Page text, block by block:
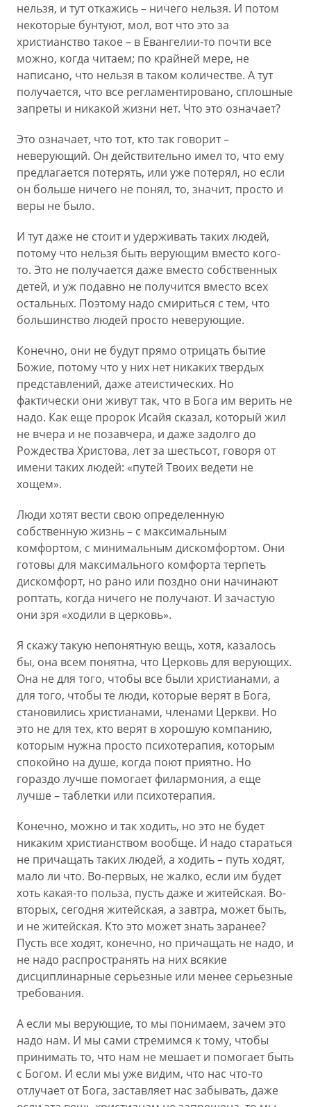
нельзя, и тут откажись – ничего нельзя. И потом
некоторые бунтуют, мол, вот что это за
христианство такое – в Евангелии-то почти все
можно, когда читаем; по крайней мере, не
написано, что нельзя в таком количестве. А тут
получается, что все регламентировано, сплошные
запреты и никакой жизни нет. Что это означает?
Это означает, что тот, кто так говорит –
неверующий. Он действительно имел то, что ему
предлагается потерять, или уже потерял, но если
он больше ничего не понял, то, значит, просто и
веры не было.
И тут даже не стоит и удерживать таких людей,
потому что нельзя быть верующим вместо кого-
то. Это не получается даже вместо собственных
детей, и уж подавно не получится вместо всех
остальных. Поэтому надо смириться с тем, что
большинство людей просто неверующие.
Конечно, они не будут прямо отрицать бытие
Божие, потому что у них нет никаких твердых
представлений, даже атеистических. Но
фактически они живут так, что в Бога им верить не
надо. Как еще пророк Исайя сказал, который жил
не вчера и не позавчера, и даже задолго до
Рождества Христова, лет за шестьсот, говоря от
имени таких людей: «путей Твоих ведети не
хощем».
Люди хотят вести свою определенную
собственную жизнь – с максимальным
комфортом, с минимальным дискомфортом. Они
готовы для максимального комфорта терпеть
дискомфорт, но рано или поздно они начинают
роптать, когда ничего не получают. И зачастую
они зря «ходили в церковь».
Я скажу такую непонятную вещь, хотя, казалось
бы, она всем понятна, что Церковь для верующих.
Она не для того, чтобы все были христианами, а
для того, чтобы те люди, которые верят в Бога,
становились христианами, членами Церкви. Но
это не для тех, кто верят в хорошую компанию,
которым нужна просто психотерапия, которым
спокойно на душе, когда поют приятно. Но
гораздо лучше помогает филармония, а еще
лучше – таблетки или психотерапия.
Конечно, можно и так ходить, но это не будет
никаким христианством вообще. И надо стараться
не причащать таких людей, а ходить – путь ходят,
мало ли что. Во-первых, не жалко, если им будет
хоть какая-то польза, пусть даже и житейская. Во-
вторых, сегодня житейская, а завтра, может быть,
и не житейская. Кто это может знать заранее?
Пусть все ходят, конечно, но причащать не надо, и
не надо распространять на них всякие
дисциплинарные серьезные или менее серьезные
требования.
А если мы верующие, то мы понимаем, зачем это
надо нам. И мы сами стремимся к тому, чтобы
принимать то, что нам не мешает и помогает быть
с Богом. И если мы уже видим, что нас что-то
отлучает от Бога, заставляет нас забывать, даже